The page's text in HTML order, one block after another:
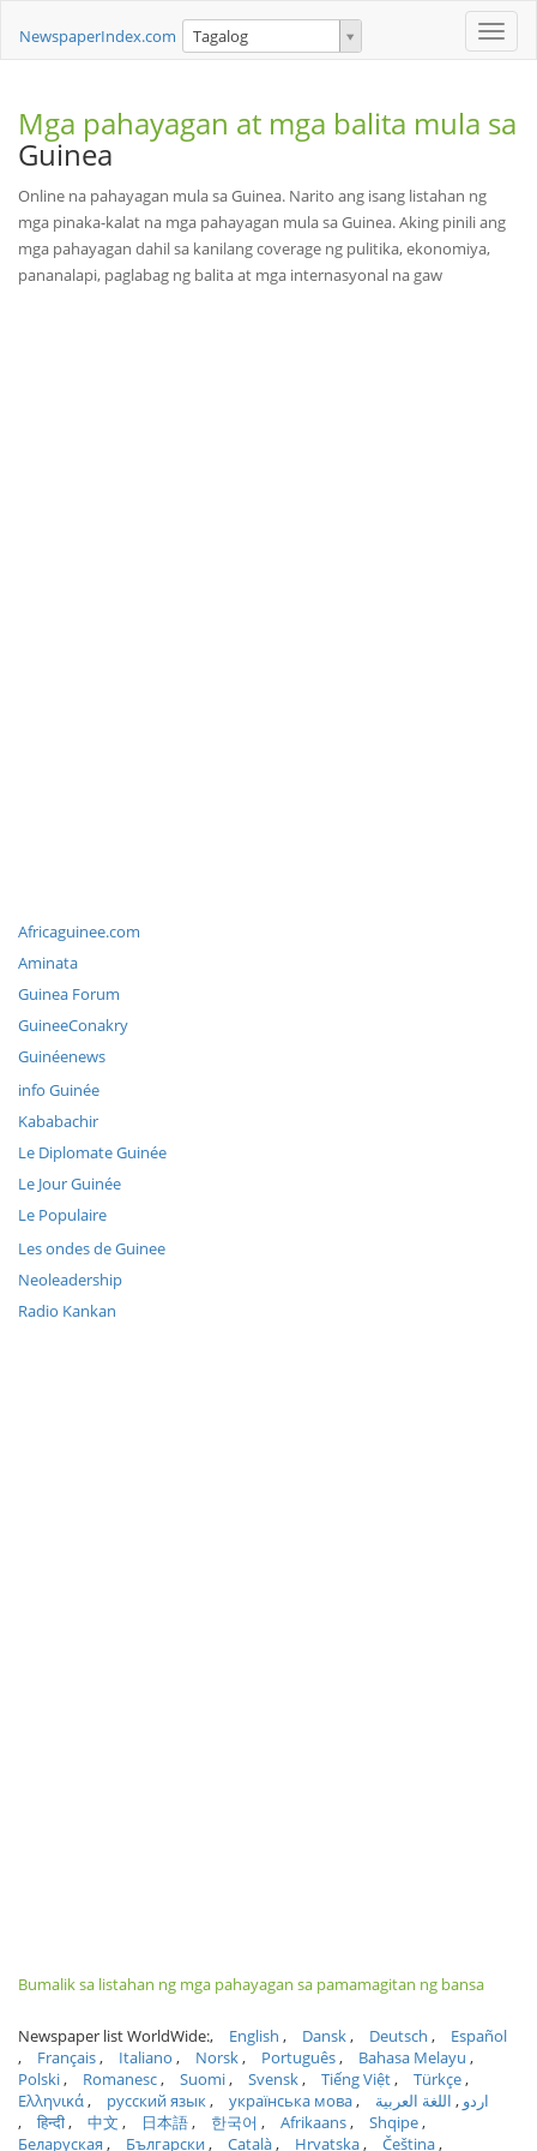
Toggle
NewspaperIndex.com Tagalog
Mga pahayagan at mga balita mula sa
Guinea
Online na pahayagan mula sa Guinea. Narito ang isang listahan ng
mga pinaka-kalat na mga pahayagan mula sa Guinea. Aking pinili ang
mga pahayagan dahil sa kanilang coverage ng pulitika, ekonomiya,
pananalapi, paglabag ng balita at mga internasyonal na gaw
Africaguinee.com
Aminata
Guinea Forum
GuineeConakry
Guinéenews
info Guinée
Kababachir
Le Diplomate Guinée
Le Jour Guinée
Le Populaire
Les ondes de Guinee
Neoleadership
Radio Kankan
Bumalik sa listahan ng mga pahayagan sa pamamagitan ng bansa
Newspaper list WorldWide: English Dansk Deutsch
Español
Français
Italiano Norsk Português
Bahasa Melayu
Polski
Romanesc Suomi Svensk Tiếng Việt
Türkçe
Ελληνικά
русский язык українська мова اردو
اللغة العربية
हिन्दी
中文 日本語 한국어 Afrikaans
Shqipe
Беларуская
Български Català Hrvatska Čeština